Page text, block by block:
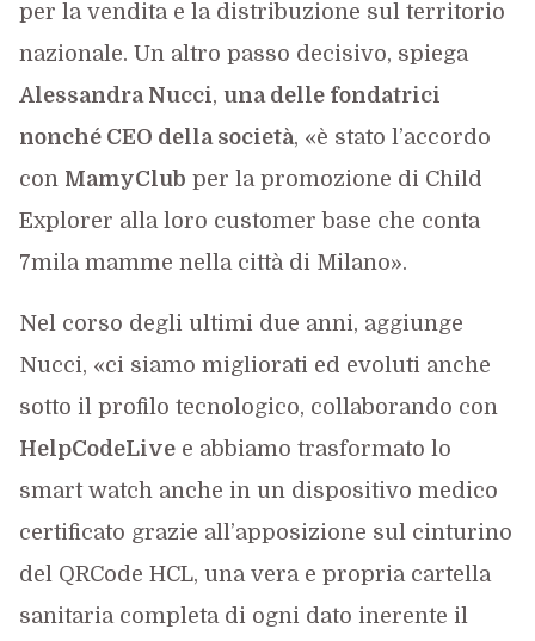
per la vendita e la distribuzione sul territorio
nazionale. Un altro passo decisivo, spiega
Alessandra Nucci, una delle fondatrici
nonché CEO della società, «è stato l’accordo
con MamyClub per la promozione di Child
Explorer alla loro customer base che conta
7mila mamme nella città di Milano».
Nel corso degli ultimi due anni, aggiunge
Nucci, «ci siamo migliorati ed evoluti anche
sotto il profilo tecnologico, collaborando con
HelpCodeLivee abbiamo trasformato lo
smart watch anche in un dispositivo medico
certificato grazie all’apposizione sul cinturino
del QRCode HCL, una vera e propria cartella
sanitaria completa di ogni dato inerente il